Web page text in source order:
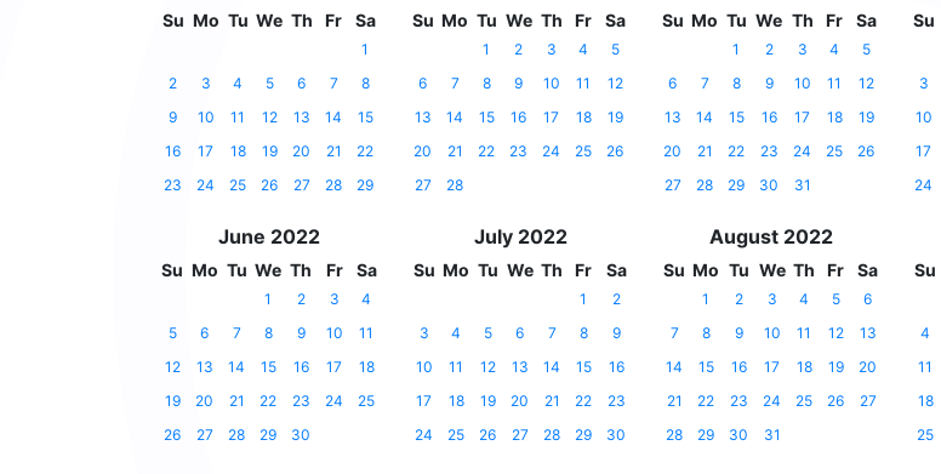
Su Mo Tu We Th Fr Sa
1
2
3 4 5 6 7
8
9
10 11 12 13 14
15
16
17 18 19 20 21
22
23
24 25 26 27 28 29
Su Mo Tu We Th Fr Sa
1 2 3 4
5
6
7 8 9 10 11
12
13
14 15 16 17 18
19
20
21 22 23 24 25
26
27
28
Su Mo Tu We Th Fr Sa
1 2 3 4
5
6
7 8 9 10 11
12
13
14 15 16 17 18
19
20
21 22 23 24 25
26
27
28 29 30 31
Su
3
10
17
24
June 2022
Su Mo Tu We Th Fr Sa
1 2 3
4
5
6 7 8 9 10
11
12
13 14 15 16 17
18
19
20 21 22 23 24
25
26
27 28 29 30
July 2022
Su Mo Tu We Th Fr Sa
1
2
3
4 5 6 7 8
9
10
11 12 13 14 15
16
17
18 19 20 21 22
23
24
25 26 27 28 29 30
August 2022
Su Mo Tu We Th Fr Sa
1 2 3 4 5
6
7
8 9 10 11 12
13
14
15 16 17 18 19
20
21
22 23 24 25 26
27
28
29 30 31
Su
4
11
18
25